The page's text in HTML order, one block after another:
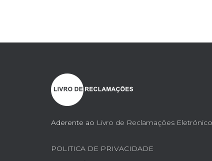
Aderente ao Livro de Reclamações Eletrónico
POLITICA DE PRIVACIDADE